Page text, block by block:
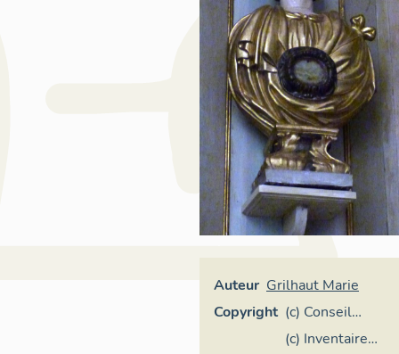
Auteur Grilhaut Marie
Copyright (c) Conseil
départemental
(c) Inventaire